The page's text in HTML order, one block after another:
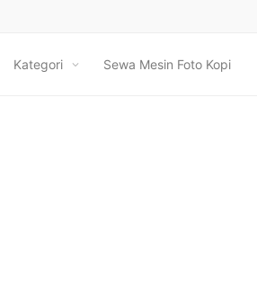
Kategori Sewa Mesin Foto Kopi